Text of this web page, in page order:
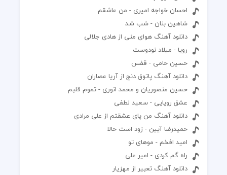
احسان خواجه امیری - من عاشقم
شاهین بنان - شب شد
دانلود آهنگ هوای منی از هادی جلالی
رویا - میلاد نودوست
حسین حامی - قفس
دانلود آهنگ پاتوق دنج از آریا عصاران
حسین منصوریان و محمد انوری - تموم قلبم
عشق رویایی - سعید لطفی
دانلود آهنگ من پای عشقتم از علی مرادی
حمیدرضا آیین - زود است حالا
امید افخم - موهای تو
راه گم کردی - امیر علی
دانلود آهنگ تعبیر از مهزیار